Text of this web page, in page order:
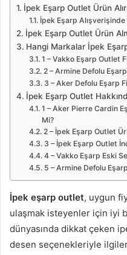
İpek Eşarp Outlet Ürün
İpek Eşarp Alışverişinde
İpek Eşarp Outlet Ürün
Hangi Markalar İpek
1 – Vakko Eşarp Outlet
2 – Armine Defolu
3 – Aker Defolu Eşarp
İpek Eşarp Outlet
1 – Aker Pierre Cardin
Mi?
2 – İpek Eşarp Outlet
3 – İpek Eşarp Outlet
4 – Vakko Eşarp Eski
5 – Armine Defolu
İpek eşarp outlet, uygun
ulaşmak isteyenler için iyi
dünyasında dikkat çeken
desen seçenekleriyle